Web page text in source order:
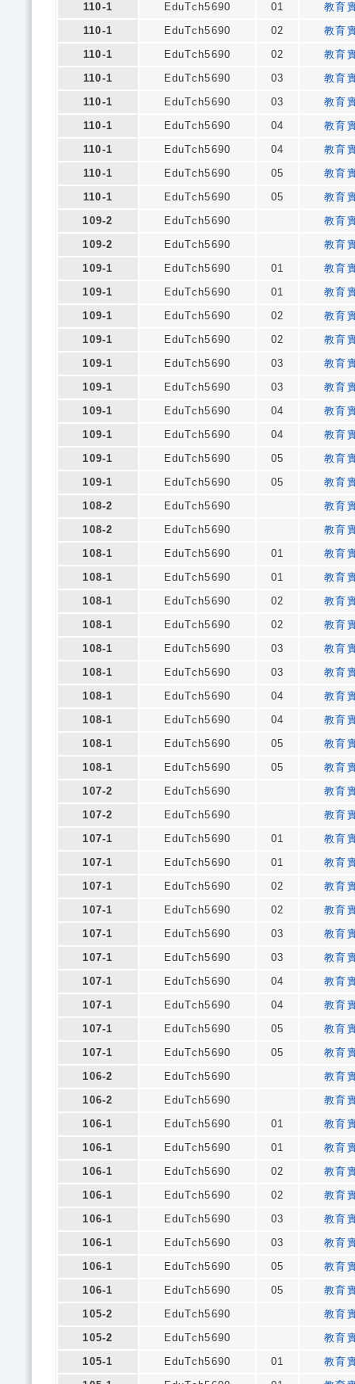
110-1
EduTch5690 01
教育
110-1
EduTch5690 02
教育
110-1
EduTch5690 02
教育
110-1
EduTch5690 03
教育
110-1
EduTch5690 03
教育
110-1
EduTch5690 04
教育
110-1
EduTch5690 04
教育
110-1
EduTch5690 05
教育
110-1
EduTch5690 05
教育
109-2
EduTch5690
教育
109-2
EduTch5690
教育
109-1
EduTch5690 01
教育
109-1
EduTch5690 01
教育
109-1
EduTch5690 02
教育
109-1
EduTch5690 02
教育
109-1
EduTch5690 03
教育
109-1
EduTch5690 03
教育
109-1
EduTch5690 04
教育
109-1
EduTch5690 04
教育
109-1
EduTch5690 05
教育
109-1
EduTch5690 05
教育
108-2
EduTch5690
教育
108-2
EduTch5690
教育
108-1
EduTch5690 01
教育
108-1
EduTch5690 01
教育
108-1
EduTch5690 02
教育
108-1
EduTch5690 02
教育
108-1
EduTch5690 03
教育
108-1
EduTch5690 03
教育
108-1
EduTch5690 04
教育
108-1
EduTch5690 04
教育
108-1
EduTch5690 05
教育
108-1
EduTch5690 05
教育
107-2
EduTch5690
教育
107-2
EduTch5690
教育
107-1
EduTch5690 01
教育
107-1
EduTch5690 01
教育
107-1
EduTch5690 02
教育
107-1
EduTch5690 02
教育
107-1
EduTch5690 03
教育
107-1
EduTch5690 03
教育
107-1
EduTch5690 04
教育
107-1
EduTch5690 04
教育
107-1
EduTch5690 05
教育
107-1
EduTch5690 05
教育
106-2
EduTch5690
教育
106-2
EduTch5690
教育
106-1
EduTch5690 01
教育
106-1
EduTch5690 01
教育
106-1
EduTch5690 02
教育
106-1
EduTch5690 02
教育
106-1
EduTch5690 03
教育
106-1
EduTch5690 03
教育
106-1
EduTch5690 05
教育
106-1
EduTch5690 05
教育
105-2
EduTch5690
教育
105-2
EduTch5690
教育
105-1
EduTch5690 01
教育